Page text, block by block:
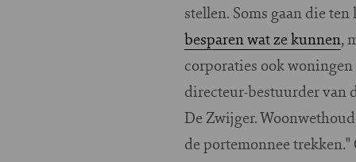
stellen. Soms gaan die
besparen wat ze kunnen,
corporaties ook
directeur-bestuurder van
De Zwijger.
de portemonnee trekken."